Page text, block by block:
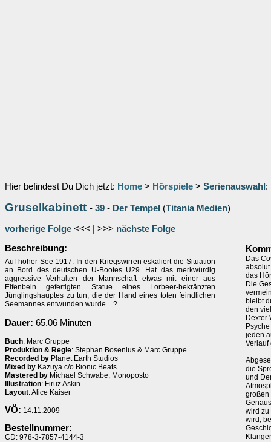
Hier befindest Du Dich jetzt: Home > Hörspiele > Serienauswahl :
Gruselkabinett - 39 - Der Tempel (Titania Medien)
vorherige Folge <<< | >>> nächste Folge
Beschreibung:
Auf hoher See 1917: In den Kriegswirren eskaliert die Situation
an Bord des deutschen U-Bootes U29. Hat das merkwürdig
aggressive Verhalten der Mannschaft etwas mit einer aus
Elfenbein gefertigten Statue eines Lorbeer-bekränzten
Jünglingshauptes zu tun, die der Hand eines toten feindlichen
Seemannes entwunden wurde…?
Dauer: 65.06 Minuten
Buch: Marc Gruppe
Produktion & Regie: Stephan Bosenius & Marc Gruppe
Recorded by Planet Earth Studios
Mixed by Kazuya c/o Bionic Beats
Mastered by Michael Schwabe, Monoposto
Illustration: Firuz Askin
Layout: Alice Kaiser
VÖ: 14.11.2009
Bestellnummer:
CD: 978-3-7857-4144-3
Das
das
Die
bleibt
den
Dexter
jeden
Verlauf
die
und
großen
wird zu
wird,